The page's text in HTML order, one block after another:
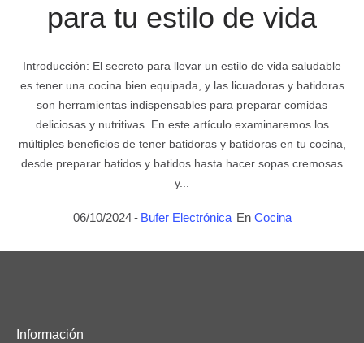
para tu estilo de vida
Introducción: El secreto para llevar un estilo de vida saludable
es tener una cocina bien equipada, y las licuadoras y batidoras
son herramientas indispensables para preparar comidas
deliciosas y nutritivas. En este artículo examinaremos los
múltiples beneficios de tener batidoras y batidoras en tu cocina,
desde preparar batidos y batidos hasta hacer sopas cremosas
y...
06/10/2024 Bufer Electrónica En Cocina
Información